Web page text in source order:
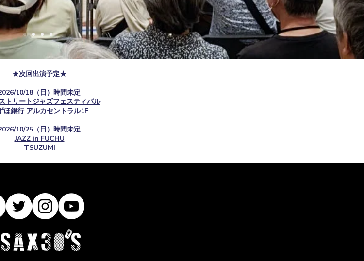
★次回出演予定★
10/18（日）時間未定
トリートジャズフェスティバル
ほ銀行 アルカセントラル1F
10/25（日）時間未定
JAZZ in FUCHU
TSUZUMI